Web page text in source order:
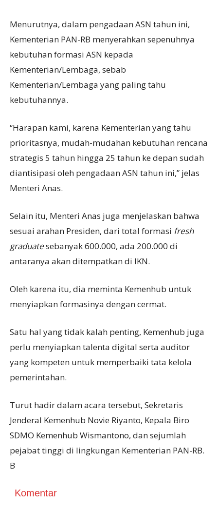
Menurutnya, dalam pengadaan ASN tahun ini,
Kementerian PAN-RB menyerahkan sepenuhnya
kebutuhan formasi ASN kepada
Kementerian/Lembaga, sebab
Kementerian/Lembaga yang paling tahu
kebutuhannya.
“Harapan kami, karena Kementerian yang tahu
prioritasnya, mudah-mudahan kebutuhan rencana
strategis 5 tahun hingga 25 tahun ke depan sudah
diantisipasi oleh pengadaan ASN tahun ini,” jelas
Menteri Anas.
Selain itu, Menteri Anas juga menjelaskan bahwa
sesuai arahan Presiden, dari total formasi fresh
graduatesebanyak 600.000, ada 200.000 di
antaranya akan ditempatkan di IKN.
Oleh karena itu, dia meminta Kemenhub untuk
menyiapkan formasinya dengan cermat.
Satu hal yang tidak kalah penting, Kemenhub juga
perlu menyiapkan talenta digital serta auditor
yang kompeten untuk memperbaiki tata kelola
pemerintahan.
Turut hadir dalam acara tersebut, Sekretaris
Jenderal Kemenhub Novie Riyanto, Kepala Biro
SDMO Kemenhub Wismantono, dan sejumlah
pejabat tinggi di lingkungan Kementerian PAN-RB.
B
Komentar